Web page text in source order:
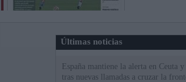
Últimas noticias
España mantiene la alerta en Ceuta
tras nuevas llamadas a cruzar la